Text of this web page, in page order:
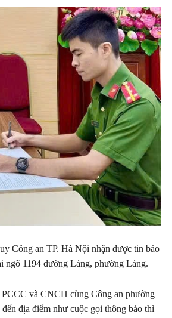
Công an TP. Hà Nội nhận được tin báo
ngõ 1194 đường Láng, phường Láng.
và CNCH cùng Công an phường
địa điểm như cuộc gọi thông báo thì